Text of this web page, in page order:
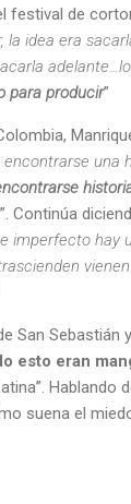
festival de
la idea era
para producir”
una
”. Continúa
hay
San Sebastián
esto eran
suena el